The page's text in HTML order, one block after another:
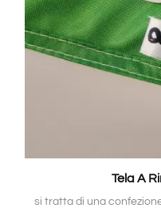
Tela A
si tratta di una